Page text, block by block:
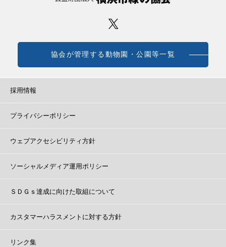
協会が管理する動物園・公園等一覧
採用情報
プライバシーポリシー
ウェブアクセシビリティ方針
ソーシャルメディア運用ポリシー
ＳＤＧｓ達成に向けた取組について
カスタマーハラスメントに対する方針
リンク集